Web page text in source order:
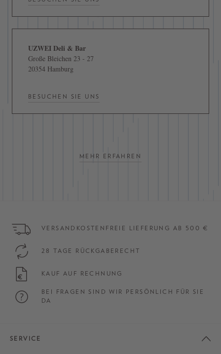
UZWEI Deli & Bar
Große Bleichen 23 - 27
20354 Hamburg
BESUCHEN SIE UNS
MEHR ERFAHREN
VERSANDKOSTENFREIE LIEFERUNG AB 500 €
28 TAGE RÜCKGABERECHT
KAUF AUF RECHNUNG
BEI FRAGEN SIND WIR PERSÖNLICH FÜR SIE
DA
SERVICE